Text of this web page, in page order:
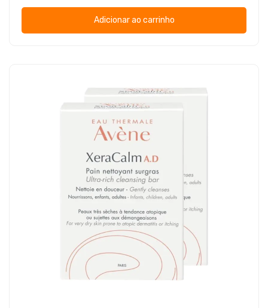
Adicionar ao carrinho